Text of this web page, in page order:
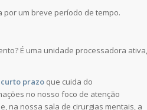
por um breve período de tempo.
É uma unidade processadora ativa,
prazo que cuida do
no nosso foco de atenção
na nossa sala de cirurgias mentais, a